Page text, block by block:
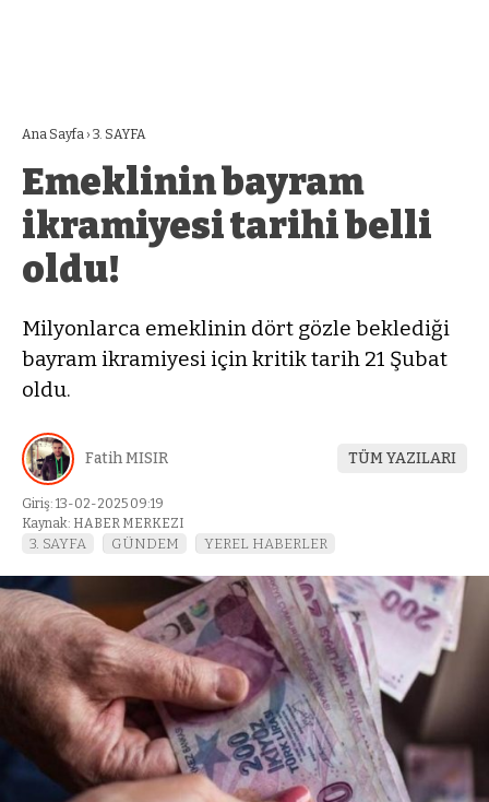
Ana Sayfa › 3. SAYFA
Emeklinin bayram
ikramiyesi tarihi belli
oldu!
Milyonlarca emeklinin dört gözle beklediği
bayram ikramiyesi için kritik tarih 21 Şubat
oldu.
Fatih MISIR TÜM YAZILARI
Giriş: 13-02-2025 09:19
Kaynak: HABER MERKEZI
3. SAYFA GÜNDEM YEREL HABERLER